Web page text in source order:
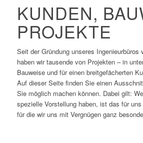
KUNDEN,
PROJEKTE
Seit der Gründung unseres Ingenieurbüros
haben wir tausende von Projekten – in
Bauweise und für einen breitgefächerten
Auf dieser Seite finden Sie einen
Sie möglich machen können. Dabei gilt:
spezielle Vorstellung haben, ist das für
für die wir uns mit Vergnügen ganz